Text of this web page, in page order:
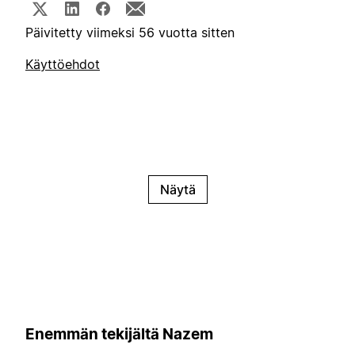
Päivitetty viimeksi 56 vuotta sitten
Käyttöehdot
Näytä
Enemmän tekijältä Nazem